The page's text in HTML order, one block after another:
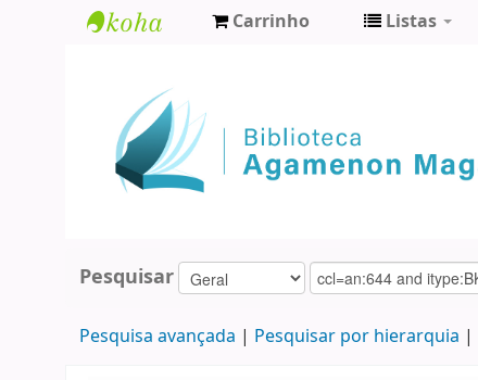
Agamenon
Magalhães
Carrinho Listas
Pesquisar
Pesquisa avançada Pesquisar por hierarquia